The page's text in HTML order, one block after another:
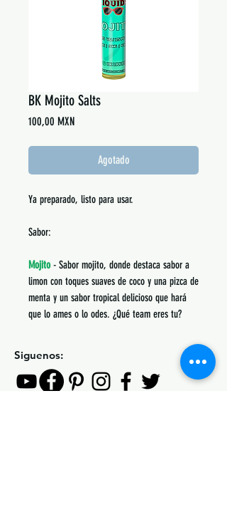
BK Mojito Salts
100,00 MXNPrecio
Agotado
Ya preparado, listo para usar.
Sabor:
Mojito - Sabor mojito, donde destaca sabor a
limon con toques suaves de coco y una pizca de
menta y un sabor tropical delicioso que hará
que lo ames o lo odes. ¿Qué team eres tu?
Siguenos: